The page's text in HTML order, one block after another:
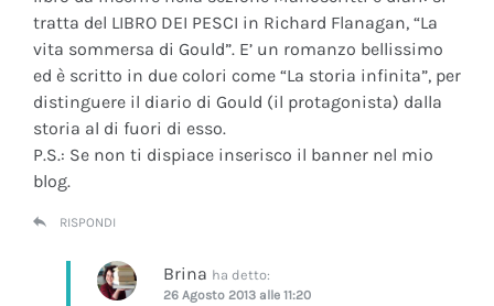
tratta del LIBRO DEI PESCI in Richard Flanagan, “La
vita sommersa di Gould”. E’ un romanzo bellissimo
ed è scritto in due colori come “La storia infinita”, per
distinguere il diario di Gould (il protagonista) dalla
storia al di fuori di esso.
P.S.: Se non ti dispiace inserisco il banner nel mio
blog.
RISPONDI
Brina ha detto:
26 Agosto 2013 alle 11:20